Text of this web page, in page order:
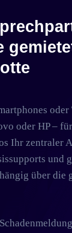
oder HP –
Ihr zentraler
und
über die